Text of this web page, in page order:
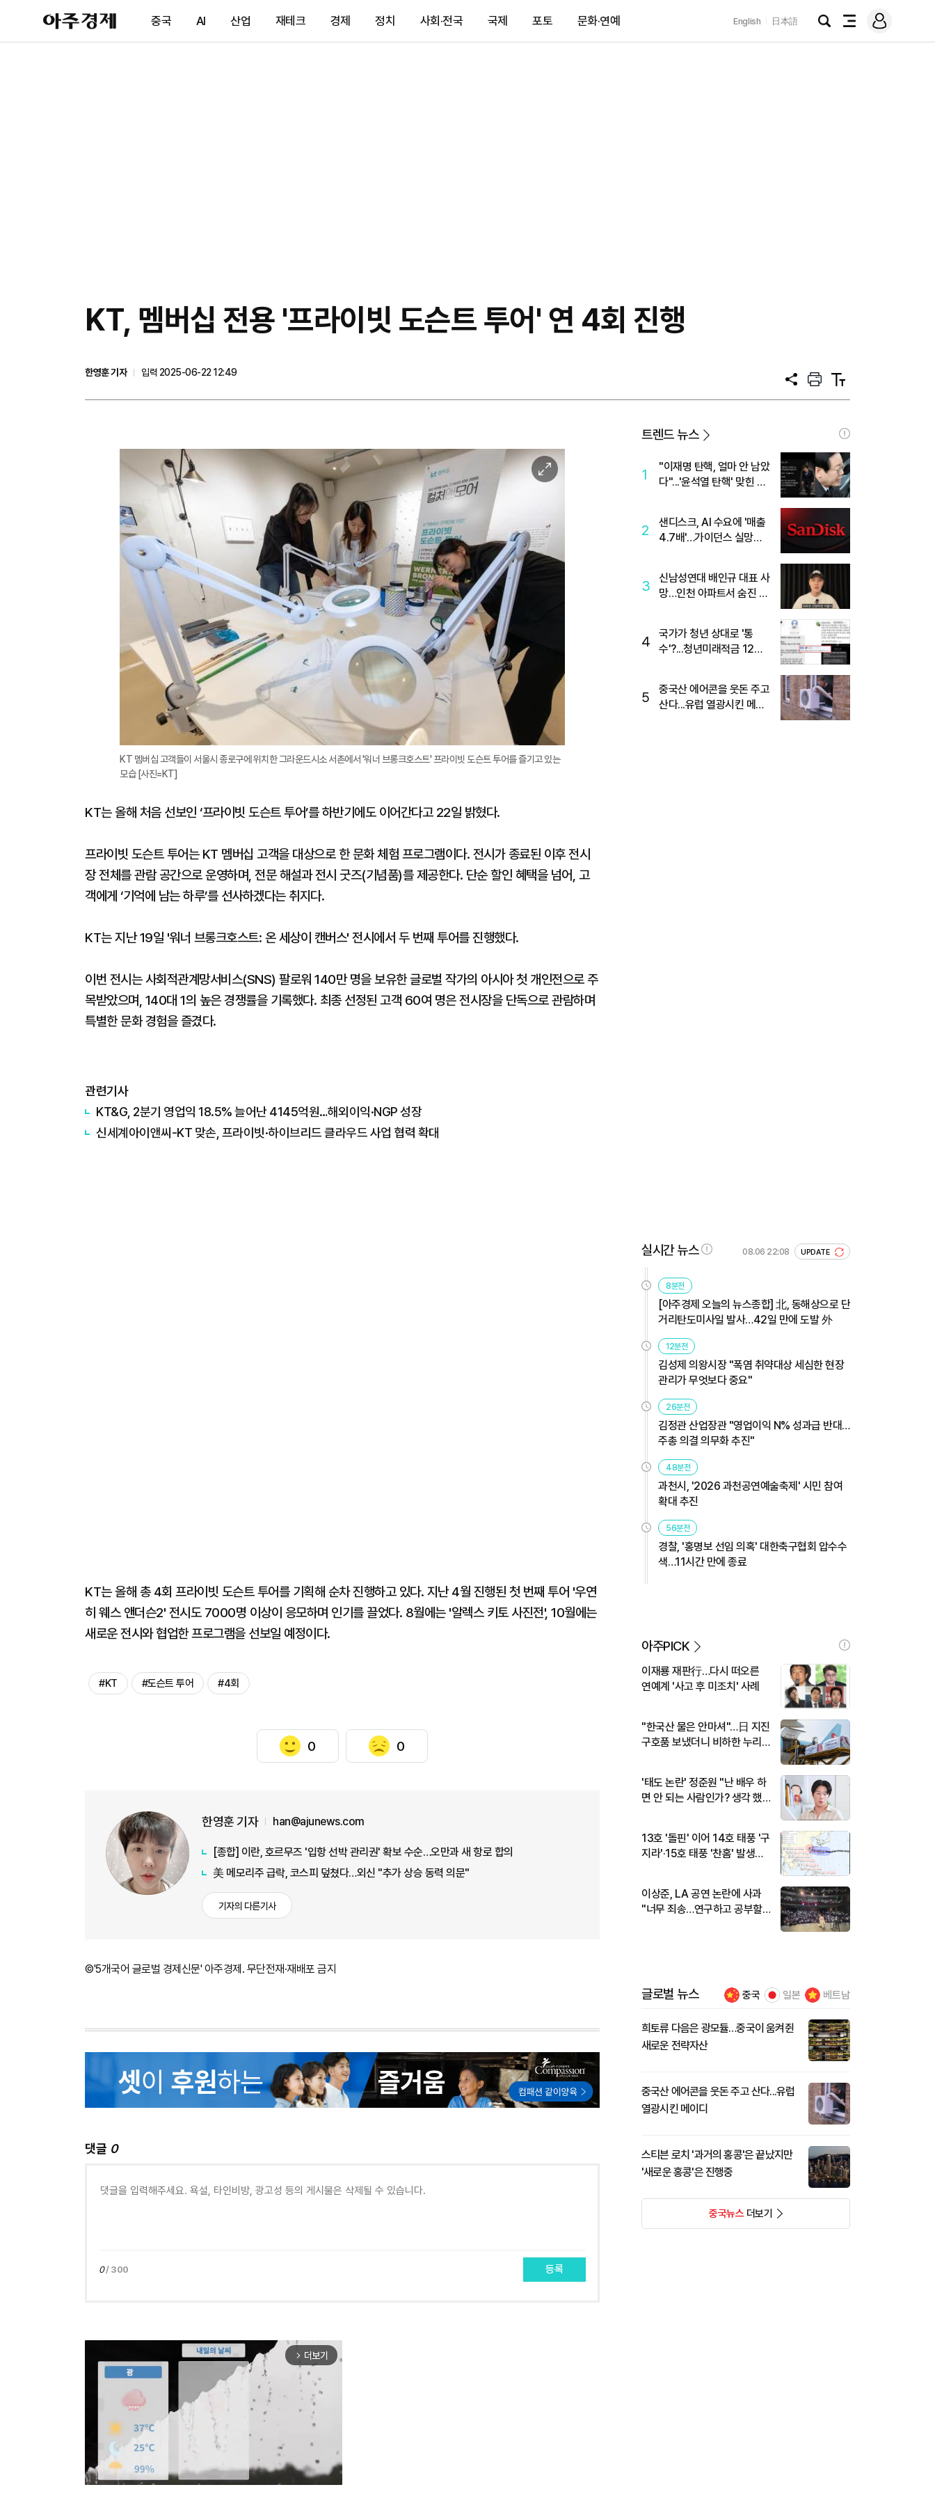
아
주
제
중국 AI 산업 재테크 경제 정치 사회·전국 국제 포토 문화·연예 English 日本語
검
전
메
그
KT, 멤버십 전용 '프라이빗 도슨트 투어' 연 4회 진행
한영훈 기자
입력 2025-06-22 12:49
공
프
트
텍
트
이
미
확
대
KT 멤버십 고객들이 서울시 종로구에 위치한 그라운드시소 서촌에서 '워너 브롱크호스트' 프라이빗 도슨트 투어를 즐기고 있는
모습 [사진=KT]
KT는 올해 처음 선보인 ‘프라이빗 도슨트 투어’를 하반기에도 이어간다고 22일 밝혔다.
프라이빗 도슨트 투어는 KT 멤버십 고객을 대상으로 한 문화 체험 프로그램이다. 전시가 종료된 이후 전시
장 전체를 관람 공간으로 운영하며, 전문 해설과 전시 굿즈(기념품)를 제공한다. 단순 할인 혜택을 넘어, 고
객에게 ‘기억에 남는 하루’를 선사하겠다는 취지다.
KT는 지난 19일 '워너 브롱크호스트: 온 세상이 캔버스' 전시에서 두 번째 투어를 진행했다.
이번 전시는 사회적관계망서비스(SNS) 팔로워 140만 명을 보유한 글로벌 작가의 아시아 첫 개인전으로 주
목받았으며, 140대 1의 높은 경쟁률을 기록했다. 최종 선정된 고객 60여 명은 전시장을 단독으로 관람하며
특별한 문화 경험을 즐겼다.
관련기사
KT&G, 2분기 영업익 18.5% 늘어난 4145억원…해외이익·NGP 성장
신세계아이앤씨-KT 맞손, 프라이빗·하이브리드 클라우드 사업 협력 확대
KT는 올해 총 4회 프라이빗 도슨트 투어를 기획해 순차 진행하고 있다. 지난 4월 진행된 첫 번째 투어 '우연
히 웨스 앤더슨2' 전시도 7000명 이상이 응모하며 인기를 끌었다. 8월에는 '알렉스 키토 사진전', 10월에는
새로운 전시와 협업한 프로그램을 선보일 예정이다.
#KT #도슨트 투어 #4회
0 0
한영훈 기자 han@ajunews.com
[종합] 이란, 호르무즈 '입항 선박 관리권' 확보 수순…오만과 새 항로 합의
美 메모리주 급락, 코스피 덮쳤다…외신 "추가 상승 동력 의문"
기자의 다른기사
©'5개국어 글로벌 경제신문' 아주경제. 무단전재·재배포 금지
댓글 0
0/ 300 등록
arrow_forward_ios 더보기
트렌드 뉴스
1
"이재명 탄핵, 얼마 안 남았
다"...'윤석열 탄핵' 맞힌 무
2
샌디스크, AI 수요에 '매출
4.7배'…가이던스 실망에
3
신남성연대 배인규 대표 사
망…인천 아파트서 숨진 채
4
국가가 청년 상대로 '통
수'?...청년미래적금 12%
5
중국산 에어콘을 웃돈 주고
산다...유럽 열광시킨 메이
실시간 뉴스 08.06 22:08 UPDATE
8분전
[아주경제 오늘의 뉴스종합] 北, 동해상으로 단
거리탄도미사일 발사…42일 만에 도발 外
12분전
김성제 의왕시장 "폭염 취약대상 세심한 현장
관리가 무엇보다 중요"
26분전
김정관 산업장관 "영업이익 N% 성과급 반대…
주총 의결 의무화 추진"
48분전
과천시, '2026 과천공연예술축제' 시민 참여
확대 추진
56분전
경찰, '홍명보 선임 의혹' 대한축구협회 압수수
색…11시간 만에 종료
아주PICK
이재룡 재판行…다시 떠오른
연예계 '사고 후 미조치' 사례
"한국산 물은 안마셔"…日 지진
구호품 보냈더니 비하한 누리
'태도 논란' 정준원 "난 배우 하
면 안 되는 사람인가? 생각 했
13호 '돌핀' 이어 14호 태풍 '구
지라'·15호 태풍 '찬홈' 발생…
이상준, LA 공연 논란에 사과
"너무 죄송…연구하고 공부할
글로벌 뉴스 중국 일본 베트남
희토류 다음은 광모듈…중국이 움켜쥔
새로운 전략자산
중국산 에어콘을 웃돈 주고 산다...유럽
열광시킨 메이디
스티븐 로치 '과거의 홍콩'은 끝났지만
'새로운 홍콩'은 진행중
중국뉴스더보기